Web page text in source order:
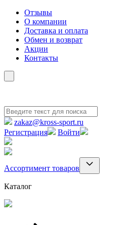
Отзывы
О компании
Доставка и оплата
Обмен и возврат
Акции
Контакты
zakaz@kross-sport.ru
Регистрация
Войти
Ассортимент товаров
Каталог